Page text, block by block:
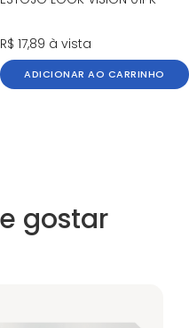
R$ 17,89 à vista
ADICIONAR AO CARRINHO
gostar